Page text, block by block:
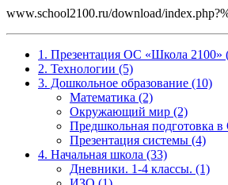
www.school2100.ru/download/
1. Презентация ОС «Школа 2100»
2. Технологии (5)
3. Дошкольное образование (10)
Математика (2)
Окружающий мир (2)
Предшкольная подготовка
Презентация системы (4)
4. Начальная школа (33)
Дневники. 1-4 классы. (1)